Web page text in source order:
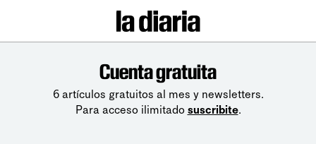
Cuenta gratuita
6 artículos gratuitos al mes y newsletters.
Para acceso ilimitado suscribite.